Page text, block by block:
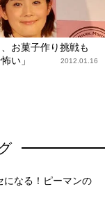
お菓子作り挑戦も
い」
2012.01.16
になる！ピーマンの